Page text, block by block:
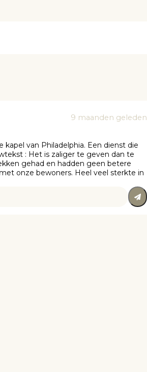
9 maanden geleden
van Philadelphia. Een dienst die
: Het is zaliger te geven dan te
gehad en hadden geen betere
onze bewoners. Heel veel sterkte in